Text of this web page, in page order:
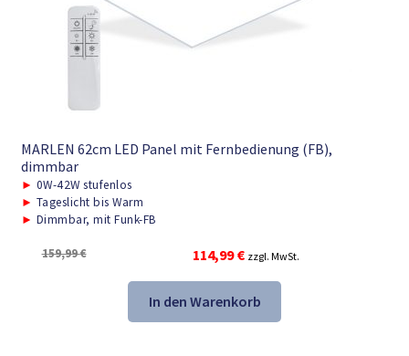
MARLEN 62cm LED Panel mit Fernbedienung (FB),
dimmbar
► 0W-42W stufenlos
► Tageslicht bis Warm
► Dimmbar, mit Funk-FB
159,99€
Ursprünglicher
Preis
war:
159,99 €
114,99€Aktueller
Preis
ist:
114,99 €.
zzgl. MwSt.
In den Warenkorb